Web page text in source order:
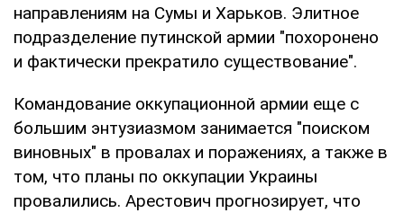
направлениям на Сумы и Харьков. Элитное
подразделение путинской армии "похоронено
и фактически прекратило существование".
Командование оккупационной армии еще с
большим энтузиазмом занимается "поиском
виновных" в провалах и поражениях, а также в
том, что планы по оккупации Украины
провалились. Арестович прогнозирует, что